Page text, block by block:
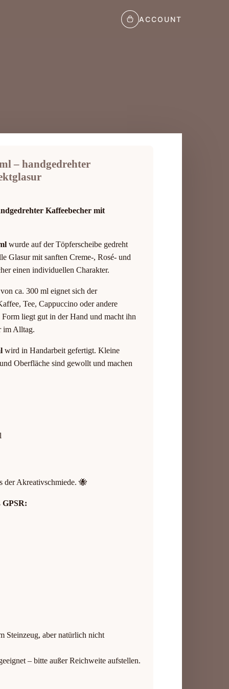
ACCOUNT
– handgedrehter
Kaffeebecher mit
wurde auf der Töpferscheibe gedreht
Glasur mit sanften Creme-, Rosé- und
einen individuellen Charakter.
ca. 300 ml eignet sich der
Tee, Cappuccino oder andere
liegt gut in der Hand und macht ihn
im Alltag.
wird in Handarbeit gefertigt. Kleine
Oberfläche sind gewollt und machen
der Akreativschmiede. 🐝
GPSR:
Steinzeug, aber natürlich nicht
– bitte außer Reichweite aufstellen.